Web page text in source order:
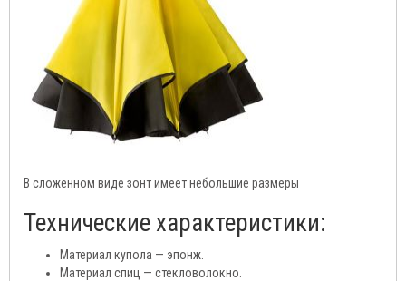
В сложенном виде зонт имеет небольшие размеры
Технические характеристики:
Материал купола — эпонж.
Материал спиц — стекловолокно.